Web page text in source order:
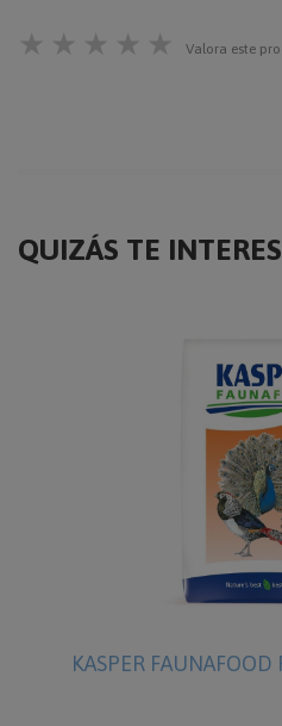
★ ★ ★ ★ ★ Valora este
QUIZÁS TE
KASPER